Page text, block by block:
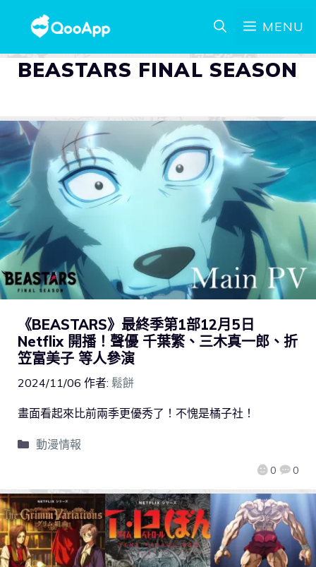
MENU
BEASTARS FINAL SEASON
《BEASTARS》最終季第1部12月5日
Netflix 開播！聲優 千葉繁、三木真一郎、折
笠富美子 等人參演
2024/11/06 作者: 鬆餅
0 0
畫面看起來比前兩季更優秀了！不愧是橘子社！
動漫情報